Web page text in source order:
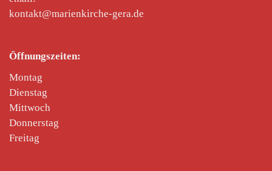
kontakt@marienkirche-gera.de
Öffnungszeiten:
Montag
Dienstag
Mittwoch
Donnerstag
Freitag